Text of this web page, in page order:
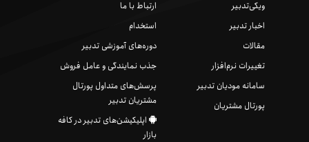
ویکی‌تدبیر
اخبار تدبیر
مقالات
تغییرات نرم‌افزار
سامانه مودیان تدبیر
پورتال مشتریان
ارتباط با ما
استخدام
دوره‌های آموزشی تدبیر
جذب نمایندگی و عامل فروش
پرسش‌های متداول پورتال
مشتریان تدبیر
اپلیکیشن‌های تدبیر در کافه
بازار